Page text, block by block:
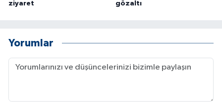
ziyaret gözaltı
Yorumlar